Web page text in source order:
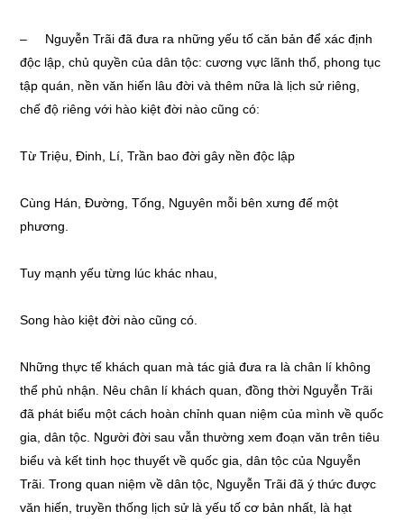
– Nguyễn Trãi đã đưa ra những yếu tố căn bản để xác định
độc lập, chủ quyền của dân tộc: cương vực lãnh thổ, phong tục
tập quán, nền văn hiến lâu đời và thêm nữa là lịch sử riêng,
chế độ riêng với hào kiệt đời nào cũng có:
Từ Triệu, Đinh, Lí, Trần bao đời gây nền độc lập
Cùng Hán, Đường, Tống, Nguyên mỗi bên xưng đế một
phương.
Tuy mạnh yếu từng lúc khác nhau,
Song hào kiệt đời nào cũng có.
Những thực tế khách quan mà tác giả đưa ra là chân lí không
thể phủ nhận. Nêu chân lí khách quan, đồng thời Nguyễn Trãi
đã phát biểu một cách hoàn chỉnh quan niệm của mình về quốc
gia, dân tộc. Người đời sau vẫn thường xem đoạn văn trên tiêu
biểu và kết tinh học thuyết về quốc gia, dân tộc của Nguyễn
Trãi. Trong quan niệm về dân tộc, Nguyễn Trãi đã ý thức được
văn hiến, truyền thống lịch sử là yếu tố cơ bản nhất, là hạt